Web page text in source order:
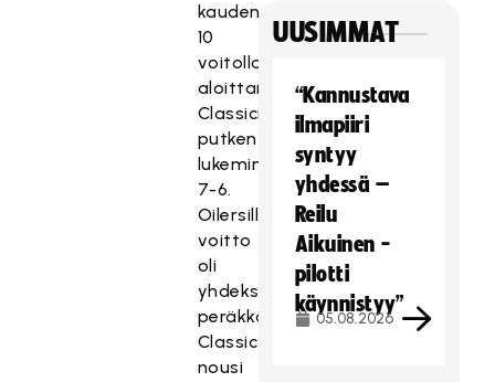
kauden
10
voitolla
aloittaneen
Classicin
putken
lukemin
7-6.
Oilersille
voitto
oli
yhdeksäs
peräkkäinen.
Classic
nousi
UUSIMMAT
“Kannustava
ilmapiiri
syntyy
yhdessä –
Reilu
Aikuinen -
pilotti
käynnistyy”
05.08.2026